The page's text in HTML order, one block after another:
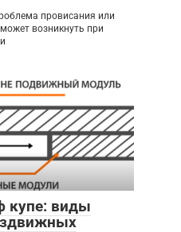
провисания или
возникнуть при
купе: виды